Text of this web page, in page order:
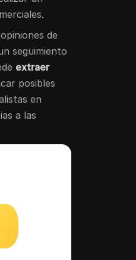
de
seguimiento
extraer
posibles
en
a las